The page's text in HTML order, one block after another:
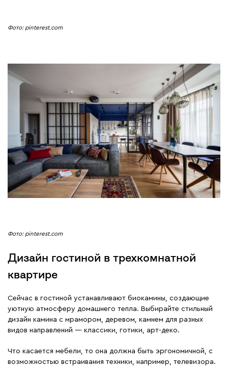
Фото: pinterest.com
Фото: pinterest.com
Дизайн гостиной в трехкомнатной
квартире
Сейчас в гостиной устанавливают биокамины, создающие
уютную атмосферу домашнего тепла. Выбирайте стильный
дизайн камина с мрамором, деревом, камнем для разных
видов направлений ― классики, готики, арт-деко.
Что касается мебели, то она должна быть эргономичной, с
возможностью встраивания техники, например, телевизора.